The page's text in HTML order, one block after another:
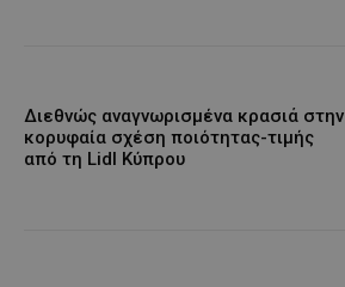
Διεθνώς αναγνωρισμένα κρασιά στην
κορυφαία σχέση ποιότητας-τιμής
από τη Lidl Κύπρου